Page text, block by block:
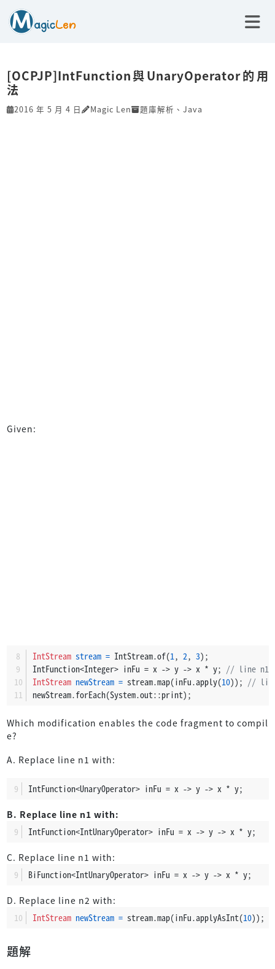
[OCPJP]IntFunction與UnaryOperator的用
法
2016 年 5 月 4 日 Magic Len 題庫解析 、 Java
Given:
IntStream stream = IntStream.of(1, 2, 3);
IntFunction<Integer> inFu = x -> y -> x * y; // line n1
IntStream newStream = stream.map(inFu.apply(10)); //
newStream.forEach(System.out::print);
Which modification enables the code fragment to compil
e?
A. Replace line n1 with:
IntFunction<UnaryOperator> inFu = x -> y -> x * y;
B. Replace line n1 with:
IntFunction<IntUnaryOperator> inFu = x -> y -> x * y;
C. Replace line n1 with:
BiFunction<IntUnaryOperator> inFu = x -> y -> x * y;
D. Replace line n2 with:
IntStream newStream = stream.map(inFu.applyAsInt(10));
題解